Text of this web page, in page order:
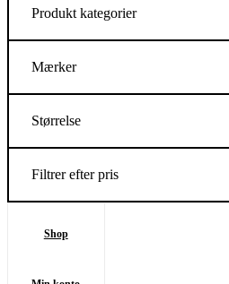
Produkt kategorier
Mærker
Størrelse
Filtrer efter pris
Shop